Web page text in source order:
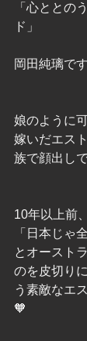
「心ととの
ド」
岡田純璃です
娘のように
嫁いだエス
族で顔出し
10年以上前、
「日本じゃ
とオースト
のを皮切り
う素敵なエ
🧡